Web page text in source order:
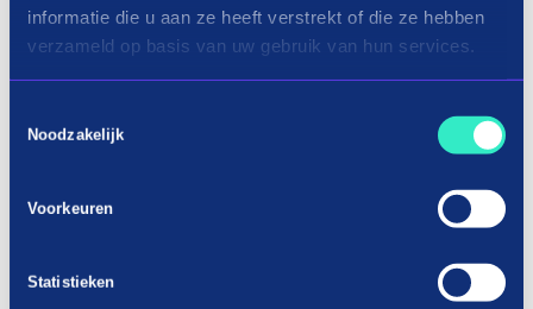
informatie die u aan ze heeft verstrekt of die ze hebben
verzameld op basis van uw gebruik van hun services.
Noodzakelijk
Voorkeuren
Statistieken
interest?